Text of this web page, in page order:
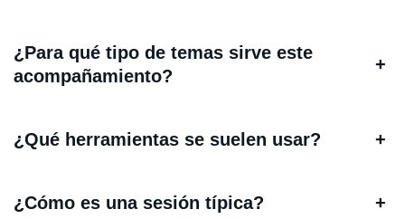
¿Para qué tipo de temas sirve este
acompañamiento?
+
¿Qué herramientas se suelen usar? +
¿Cómo es una sesión típica? +